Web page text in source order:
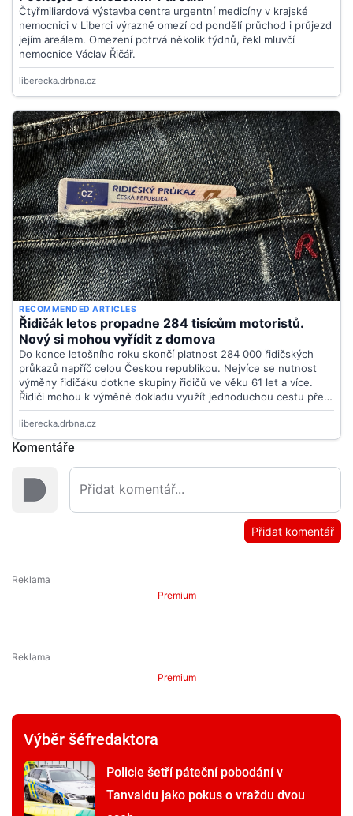
Komentáře
Přidat komentář
Premium
Premium
Výběr šéfredaktora
Policie šetří páteční pobodání v
Tanvaldu jako pokus o vraždu dvou